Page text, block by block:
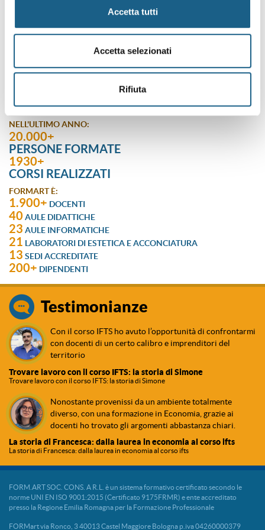
Accetta tutti
Accetta selezionati
Rifiuta
Imola
Cesena
Ravenna
Puglia
NELL'ULTIMO ANNO:
20.000+
PERSONE FORMATE
1930+
CORSI REALIZZATI
FORMART È:
1.900+ DOCENTI
40AULE DIDATTICHE
23 AULE INFORMATICHE
21 LABORATORI DI ESTETICA E ACCONCIATURA
13 SEDI ACCREDITATE
200+ DIPENDENTI
Testimonianze
Con il corso IFTS ho avuto l’opportunità di confrontarmi
con docenti di un certo calibro e imprenditori del
territorio
Trovare lavoro con il corso IFTS: la storia di Simone
Trovare lavoro con il corso IFTS: la storia di Simone
Nonostante provenissi da un ambiente totalmente
diverso, con una formazione in Economia, grazie ai
docenti ho trovato gli argomenti abbastanza chiari.
La storia di Francesca: dalla laurea in economia al corso ifts
La storia di Francesca: dalla laurea in economia al corso ifts
FORM.ART SOC. CONS. A R.L. è un sistema formativo certificato secondo le
norme UNI EN ISO 9001:2015 (Certificato 9175FRMR) e ente accreditato
presso la Regione Emilia Romagna per la Formazione Professionale
FORMart via Ronco, 3 40013 Castel Maggiore Bologna p.iva 04260000379